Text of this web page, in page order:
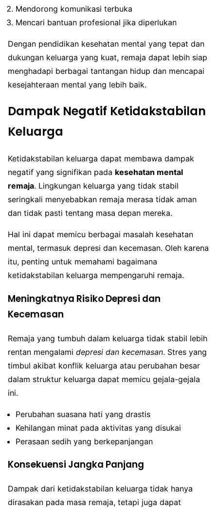
Mendorong komunikasi terbuka
Mencari bantuan profesional jika diperlukan
Dengan pendidikan kesehatan mental yang tepat dan
dukungan keluarga yang kuat, remaja dapat lebih siap
menghadapi berbagai tantangan hidup dan mencapai
kesejahteraan mental yang lebih baik.
Dampak Negatif Ketidakstabilan
Keluarga
Ketidakstabilan keluarga dapat membawa dampak
negatif yang signifikan pada kesehatan mental
remaja. Lingkungan keluarga yang tidak stabil
seringkali menyebabkan remaja merasa tidak aman
dan tidak pasti tentang masa depan mereka.
Hal ini dapat memicu berbagai masalah kesehatan
mental, termasuk depresi dan kecemasan. Oleh karena
itu, penting untuk memahami bagaimana
ketidakstabilan keluarga mempengaruhi remaja.
Meningkatnya Risiko Depresi dan
Kecemasan
Remaja yang tumbuh dalam keluarga tidak stabil lebih
rentan mengalami depresi dan kecemasan. Stres yang
timbul akibat konflik keluarga atau perubahan besar
dalam struktur keluarga dapat memicu gejala-gejala
ini.
Perubahan suasana hati yang drastis
Kehilangan minat pada aktivitas yang disukai
Perasaan sedih yang berkepanjangan
Konsekuensi Jangka Panjang
Dampak dari ketidakstabilan keluarga tidak hanya
dirasakan pada masa remaja, tetapi juga dapat